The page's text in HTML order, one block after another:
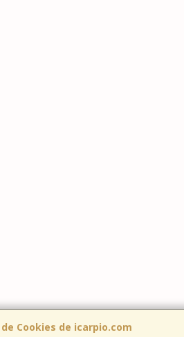
Cookies de icarpio.com